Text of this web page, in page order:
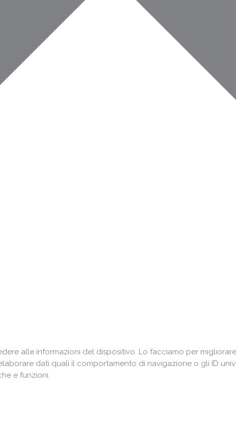
alle informazioni del dispositivo. Lo facciamo per
dati quali il comportamento di navigazione o gli ID
e funzioni.